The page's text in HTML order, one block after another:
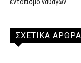
εντοπισμό ναυαγών
ΣΧΕΤΙΚΑ ΑΡΘΡΑ